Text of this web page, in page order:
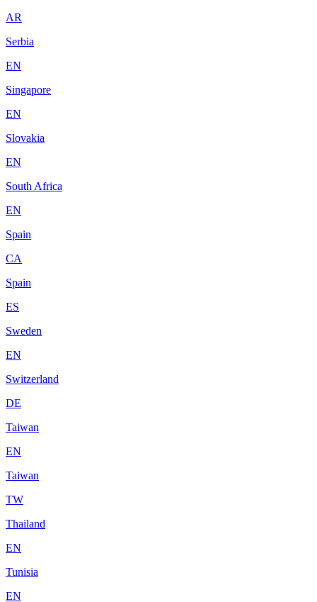
AR
Serbia
EN
Singapore
EN
Slovakia
EN
South Africa
EN
Spain
CA
Spain
ES
Sweden
EN
Switzerland
DE
Taiwan
EN
Taiwan
TW
Thailand
EN
Tunisia
EN